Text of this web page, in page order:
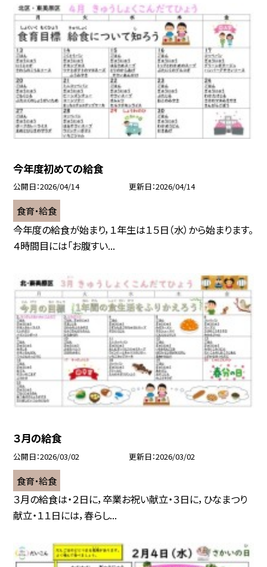
今年度初めての給食
公開日 2026/04/14 更新日 2026/04/14
食育・給食
今年度の給食が始まり，１年生は１５日（水）から始まります。
４時間目には「お腹すい...
３月の給食
公開日 2026/03/02 更新日 2026/03/02
食育・給食
３月の給食は・２日に，卒業お祝い献立・３日に，ひなまつり
献立・１１日には，春らし...